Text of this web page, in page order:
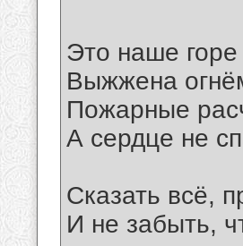
Это наше
Выжжена
Пожарные
А сердце не
Сказать всё,
И не забыть,